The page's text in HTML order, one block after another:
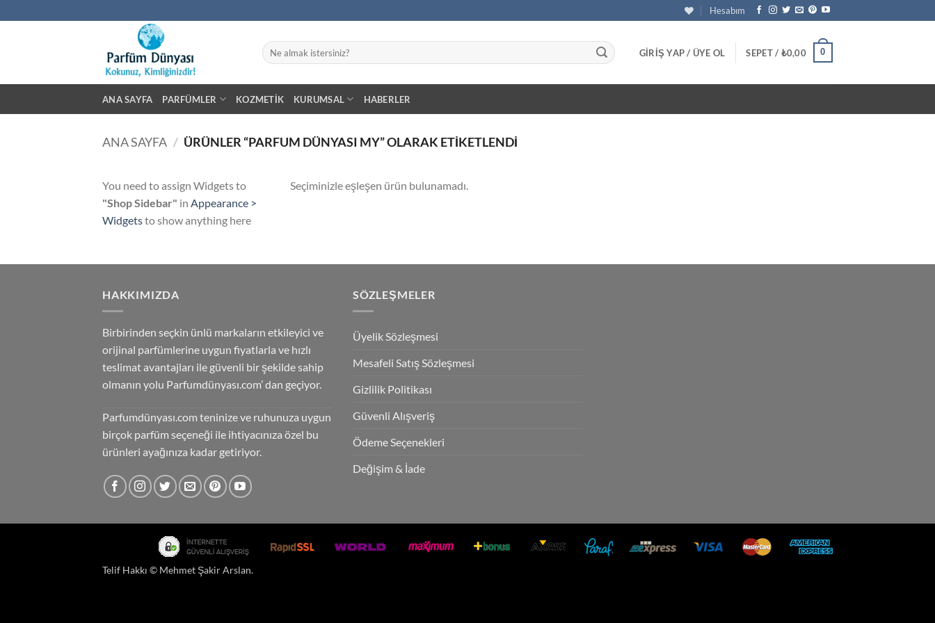
atla
Hesabım
Ara:
GIRIŞ YAP / ÜYE OL SEPET / ₺0,00 0
ANA SAYFA PARFÜMLER KOZMETIK KURUMSAL HABERLER
ANA SAYFA / ÜRÜNLER “PARFUM DÜNYASI MY” OLARAK ETIKETLENDI
You need to assign Widgets to
"Shop Sidebar" in Appearance >
Widgetsto show anything here
Seçiminizle eşleşen ürün bulunamadı.
HAKKIMIZDA
Birbirinden seçkin ünlü markaların etkileyici ve
orijinal parfümlerine uygun fiyatlarla ve hızlı
teslimat avantajları ile güvenli bir şekilde sahip
olmanın yolu Parfumdünyası.com’ dan geçiyor.
Parfumdünyası.com teninize ve ruhunuza uygun
birçok parfüm seçeneği ile ihtiyacınıza özel bu
ürünleri ayağınıza kadar getiriyor.
SÖZLEŞMELER
Üyelik Sözleşmesi
Mesafeli Satış Sözleşmesi
Gizlilik Politikası
Güvenli Alışveriş
Ödeme Seçenekleri
Değişim & İade
Telif Hakkı © Mehmet Şakir Arslan.